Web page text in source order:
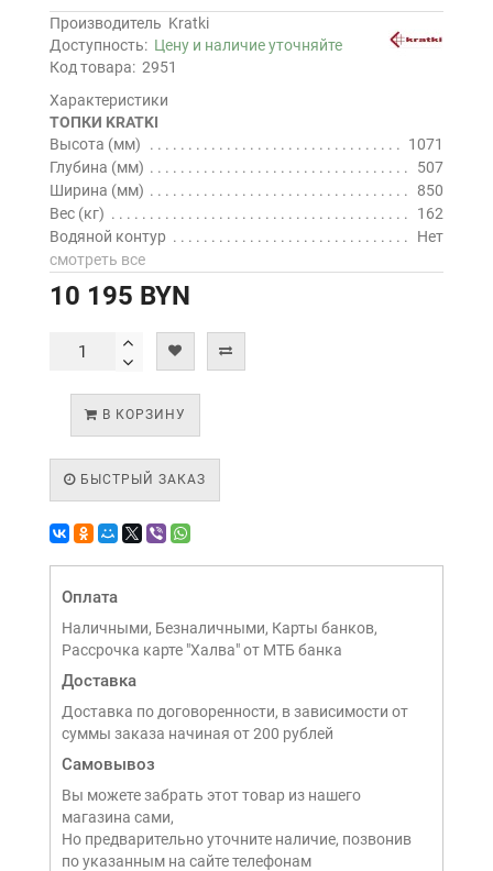
Производитель Kratki
Доступность: Цену и наличие уточняйте
Код товара: 2951
Характеристики
ТОПКИ KRATKI
Высота (мм)
1071
Глубина (мм)
507
Ширина (мм)
850
Вес (кг)
162
Водяной контур
Нет
смотреть все
10 195 BYN
В КОРЗИНУ
БЫСТРЫЙ ЗАКАЗ
Оплата
Наличными, Безналичными, Карты банков,
Рассрочка карте "Халва" от МТБ банка
Доставка
Доставка по договоренности, в зависимости от
суммы заказа начиная от 200 рублей
Самовывоз
Вы можете забрать этот товар из нашего
магазина сами,
Но предварительно уточните наличие, позвонив
по указанным на сайте телефонам